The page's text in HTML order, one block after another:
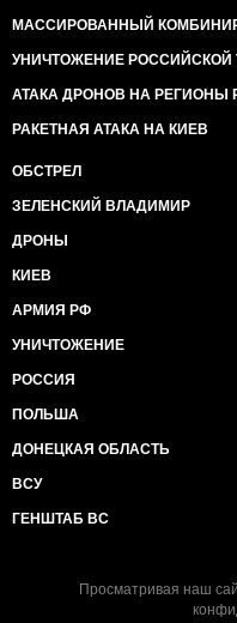
МАССИРОВАННЫЙ
УНИЧТОЖЕНИЕ РОССИЙСКОЙ
АТАКА ДРОНОВ НА РЕГИОНЫ
РАКЕТНАЯ АТАКА НА КИЕВ
ОБСТРЕЛ
ЗЕЛЕНСКИЙ ВЛАДИМИР
ДРОНЫ
КИЕВ
АРМИЯ РФ
УНИЧТОЖЕНИЕ
РОССИЯ
ПОЛЬША
ДОНЕЦКАЯ ОБЛАСТЬ
ВСУ
ГЕНШТАБ ВС
Просматривая наш